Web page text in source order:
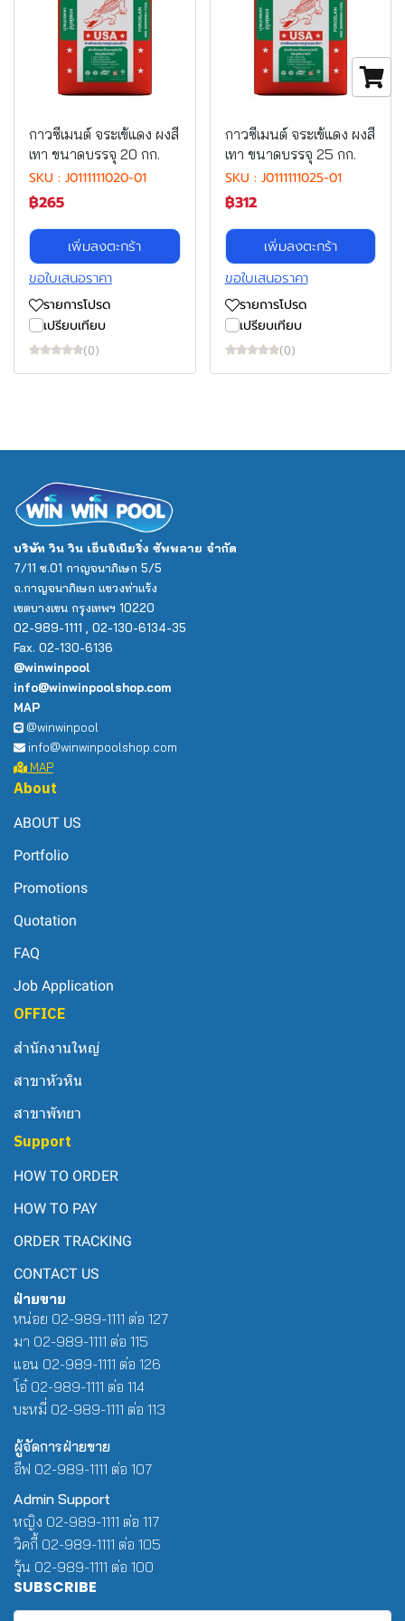
กาวซีเมนต์ จระเข้แดง ผงสี
เทา ขนาดบรรจุ 20 กก.
SKU : J0111111020-01
฿265
เพิ่มลงตะกร้า
ขอใบเสนอราคา
รายการโปรด
เปรียบเทียบ
(0)
กาวซีเมนต์ จระเข้แดง ผงสี
เทา ขนาดบรรจุ 25 กก.
SKU : J0111111025-01
฿312
เพิ่มลงตะกร้า
ขอใบเสนอราคา
รายการโปรด
เปรียบเทียบ
(0)
บริษัท วิน วิน เอ็นจิเนียริ่ง ซัพพลาย จำกัด
7/11 ซ.01 กาญจนาภิเษก 5/5
ถ.กาญจนาภิเษก แขวงท่าแร้ง
เขตบางเขน กรุงเทพฯ 10220
02-989-1111 , 02-130-6134-35
Fax. 02-130-6136
@winwinpool
info@winwinpoolshop.com
MAP
@winwinpool
info@winwinpoolshop.com
MAP
About
ABOUT US
Portfolio
Promotions
Quotation
FAQ
Job Application
OFFICE
สำนักงานใหญ่
สาขาหัวหิน
สาขาพัทยา
Support
HOW TO ORDER
HOW TO PAY
ORDER TRACKING
CONTACT US
ฝ่ายขาย
หน่อย 02-989-1111 ต่อ 127
มา 02-989-1111 ต่อ 115
แอน 02-989-1111 ต่อ 126
โอ๋ 02-989-1111 ต่อ 114
บะหมี่ 02-989-1111 ต่อ 113
ผู้จัดการฝ่ายขาย
อีฟ 02-989-1111 ต่อ 107
Admin Support
หญิง 02-989-1111 ต่อ 117
วิคกี้ 02-989-1111 ต่อ 105
วุ้น 02-989-1111 ต่อ 100
SUBSCRIBE